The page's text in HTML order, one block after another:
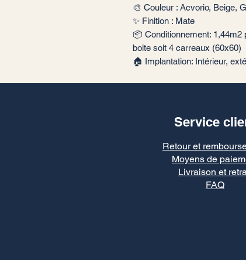
🎨 Couleur : Acvorio, Beige,
✨ Finition : Mate
📦 Conditionnement:
boite soit 4 carreaux (60x60)
🏠 Implantation: Intérieur,
Service
Retour et
Moyens de
Livraison et
FAQ